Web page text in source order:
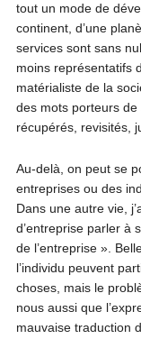
tout un mode de
continent, d’une
services sont sans
moins représentatifs
matérialiste de la
des mots porteurs de
récupérés, revisités,
Au-delà, on peut se
entreprises ou des
Dans une autre vie,
d’entreprise parler à
de l’entreprise ».
l’individu peuvent
choses, mais le
nous aussi que
mauvaise traduction